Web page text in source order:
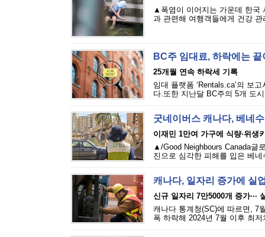
▲폭염이 이어지는 가운데 한국
과 관련해 여행객들에게 건강
BC주 임대료, 하락에는
25개월 연속 하락세 기록
임대 플랫폼 ‘Rentals.ca’의 보
다.또한 지난달 BC주의 5개 도
굿네이버스 캐나다, 베네
이재민 1만여 가구에 식량·위생
▲/Good Neighbours Canada글
진으로 심각한 피해를 입은 베
캐나다, 일자리 증가에 실
신규 일자리 7만5000개 증가···
캐나다 통계청(SC)에 따르면, 7
폭 하락해 2024년 7월 이후 최